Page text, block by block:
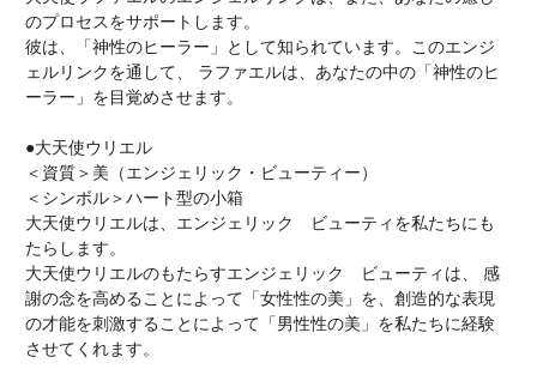
のプロセスをサポートします。
彼は、「神性のヒーラー」として知られています。このエンジ
ェルリンクを通して、 ラファエルは、あなたの中の「神性のヒ
ーラー」を目覚めさせます。
●大天使ウリエル
＜資質＞美（エンジェリック・ビューティー）
＜シンボル＞ハート型の小箱
大天使ウリエルは、エンジェリック ビューティを私たちにも
たらします。
大天使ウリエルのもたらすエンジェリック ビューティは、 感
謝の念を高めることによって「女性性の美」を、創造的な表現
の才能を刺激することによって「男性性の美」を私たちに経験
させてくれます。